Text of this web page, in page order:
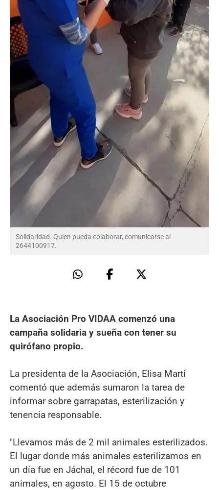
Solidaridad. Quien pueda colaborar, comunicarse al
2644100917.
La Asociación Pro VIDAA comenzó una
campaña solidaria y sueña con tener su
quirófano propio.
La presidenta de la Asociación, Elisa Martí
comentó que además sumaron la tarea de
informar sobre garrapatas, esterilización y
tenencia responsable.
"Llevamos más de 2 mil animales esterilizados.
El lugar donde más animales esterilizamos en
un día fue en Jáchal, el récord fue de 101
animales, en agosto. El 15 de octubre